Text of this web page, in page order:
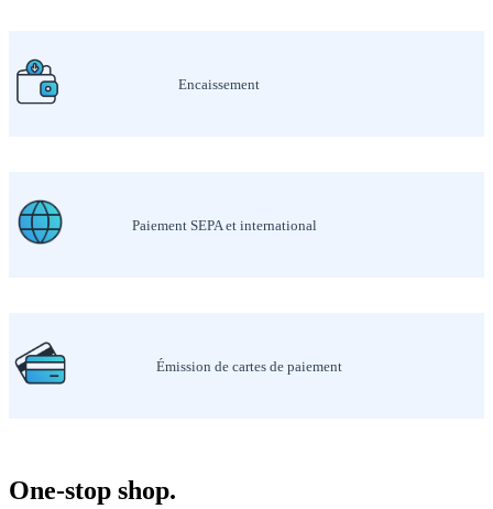
Encaissement
Paiement SEPA et international
Émission de cartes de paiement
One-stop shop.